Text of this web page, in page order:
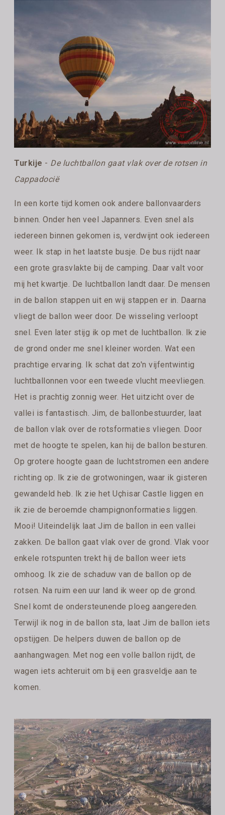
Turkije - De luchtballon gaat vlak over de rotsen in
Cappadocië
In een korte tijd komen ook andere ballonvaarders
binnen. Onder hen veel Japanners. Even snel als
iedereen binnen gekomen is, verdwijnt ook iedereen
weer. Ik stap in het laatste busje. De bus rijdt naar
een grote grasvlakte bij de camping. Daar valt voor
mij het kwartje. De luchtballon landt daar. De mensen
in de ballon stappen uit en wij stappen er in. Daarna
vliegt de ballon weer door. De wisseling verloopt
snel. Even later stijg ik op met de luchtballon. Ik zie
de grond onder me snel kleiner worden. Wat een
prachtige ervaring. Ik schat dat zo'n vijfentwintig
luchtballonnen voor een tweede vlucht meevliegen.
Het is prachtig zonnig weer. Het uitzicht over de
vallei is fantastisch. Jim, de ballonbestuurder, laat
de ballon vlak over de rotsformaties vliegen. Door
met de hoogte te spelen, kan hij de ballon besturen.
Op grotere hoogte gaan de luchtstromen een andere
richting op. Ik zie de grotwoningen, waar ik gisteren
gewandeld heb. Ik zie het Uçhisar Castle liggen en
ik zie de beroemde champignonformaties liggen.
Mooi! Uiteindelijk laat Jim de ballon in een vallei
zakken. De ballon gaat vlak over de grond. Vlak voor
enkele rotspunten trekt hij de ballon weer iets
omhoog. Ik zie de schaduw van de ballon op de
rotsen. Na ruim een uur land ik weer op de grond.
Snel komt de ondersteunende ploeg aangereden.
Terwijl ik nog in de ballon sta, laat Jim de ballon iets
opstijgen. De helpers duwen de ballon op de
aanhangwagen. Met nog een volle ballon rijdt, de
wagen iets achteruit om bij een grasveldje aan te
komen.